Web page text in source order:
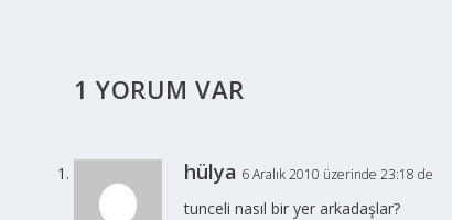
1 YORUM VAR
hülya 6 Aralık 2010 üzerinde 23:18 de
tunceli nasıl bir yer arkadaşlar?